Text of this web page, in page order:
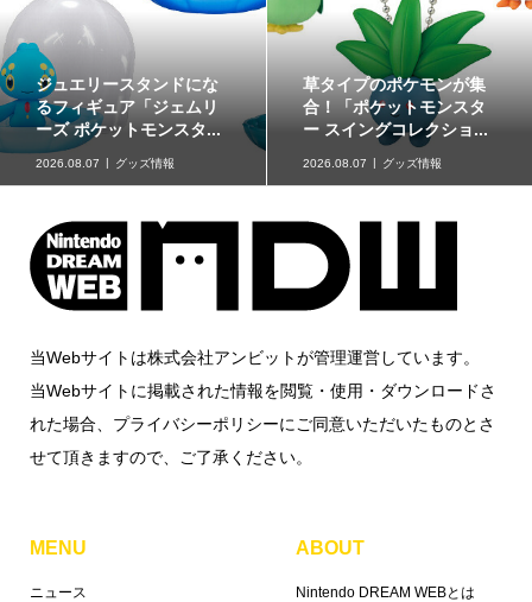
『FEヒーローズ』超英雄
召喚イベント「憧れの温
泉旅行」2026年8月7日...
2026.08.07
ス
『ドンキーコング バナン
ザ』のゲーム内イベント
「あつめて 泳いで」で...
2026.08.06 企画記事
当Webサイトは株式会社アンビットが管理運営しています。
当Webサイトに掲載された情報を閲覧・使用・ダウンロードさ
れた場合、プライバシーポリシーにご同意いただいたものとさ
せて頂きますので、ご了承ください。
MENU
ニュース
ABOUT
Nintendo DREAM WEBとは